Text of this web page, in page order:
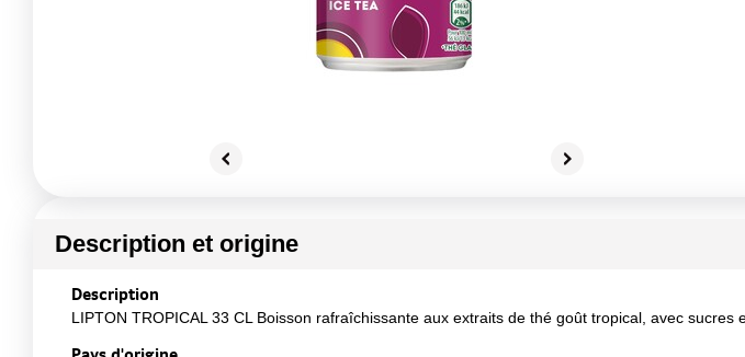
Description et origine
Description
LIPTON TROPICAL 33 CL Boisson rafraîchissante aux extraits de thé goût tropical, avec sucres